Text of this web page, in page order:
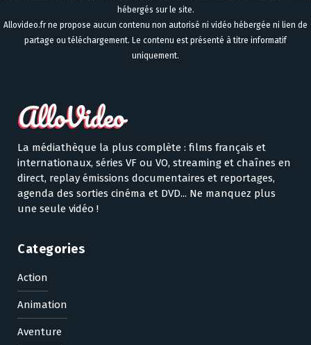
hébergés sur le site.
Allovideo.fr ne propose aucun contenu non autorisé ni vidéo hébergée ni lien de
partage ou téléchargement. Le contenu est présenté à titre informatif
uniquement.
La médiathèque la plus complète : films français et
internationaux, séries VF ou VO, streaming et chaînes en
direct, replay émissions documentaires et reportages,
agenda des sorties cinéma et DVD... Ne manquez plus
une seule vidéo !
Categories
Action
Animation
Aventure